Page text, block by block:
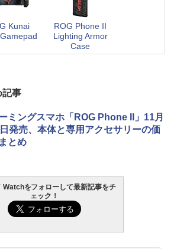
Kunai
ROG Phone II
Lighting Armor
Case
記事
ミングスマホ「ROG Phone II」11月
発売、本体と専用アクセサリーの価
とめ
Watchをフォローして最新記事をチ
ェック！